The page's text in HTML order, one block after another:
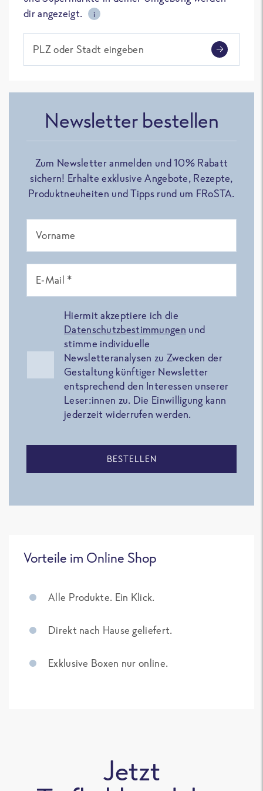
dir angezeigt.
i
PLZ oder Stadt eingeben
Newsletter bestellen
Zum Newsletter anmelden und 10% Rabatt
sichern! Erhalte exklusive Angebote, Rezepte,
Produktneuheiten und Tipps rund um FRoSTA.
Vorname
E-Mail *
Hiermit akzeptiere ich die
Datenschutzbestimmungen und
stimme individuelle
Newsletteranalysen zu Zwecken der
Gestaltung künftiger Newsletter
entsprechend den Interessen unserer
Leser:innen zu. Die Einwilligung kann
jederzeit widerrufen werden.
BESTELLEN
Vorteile im Online Shop
Alle Produkte. Ein Klick.
Direkt nach Hause geliefert.
Exklusive Boxen nur online.
Jetzt